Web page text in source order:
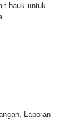
bauk untuk
Laporan